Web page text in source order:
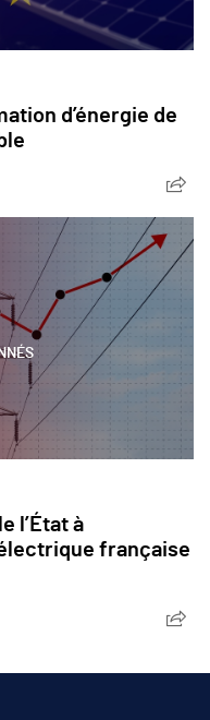
d’énergie de
l’État à
française